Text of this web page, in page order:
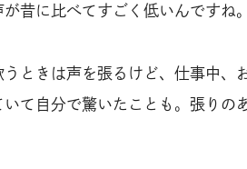
が昔に比べてすごく低いんですね
うときは声を張るけど、仕事中、
いて自分で驚いたことも。張りの